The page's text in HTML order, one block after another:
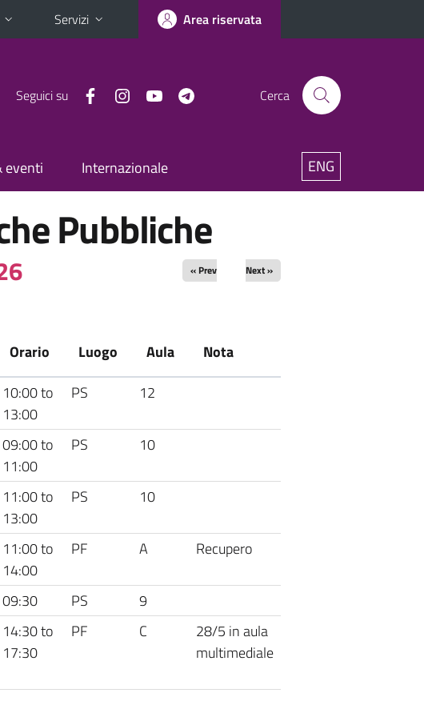
Servizi Area riservata
Seguici su Cerca
eventi Internazionale ENG
Pubbliche
« Prev Next »
Orario Luogo Aula
Nota
10:00to
13:00
PS 12
09:00to
11:00
PS 10
11:00to
13:00
PS 10
11:00to
14:00
PF A Recupero
09:30 PS
9
14:30to
17:30
PF C
28/5 in aula
multimediale